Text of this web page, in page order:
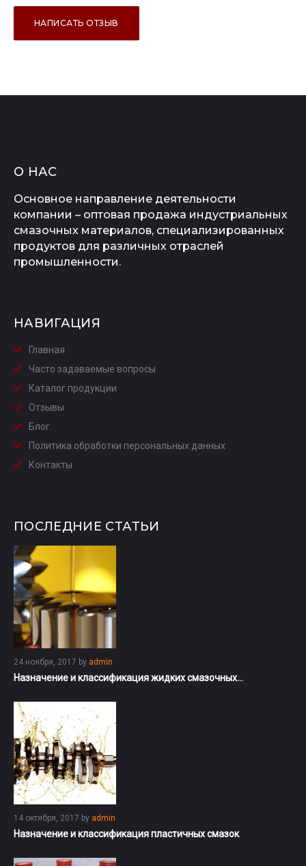
О НАС
Основное направление деятельности
компании – оптовая продажа индустриальных
смазочных материалов, специализированных
продуктов для различных отраслей
промышленности.
НАВИГАЦИЯ
Главная
Часто задаваемые вопросы
Каталог продукции
Отзывы
Блог
Политика обработки персональных данных
Контакты
ПОСЛЕДНИЕ СТАТЬИ
24 ноября, 2017 by admin
Назначение и классификация жидких смазочных…
14 октября, 2017 by admin
Назначение и классификация пластичных смазок